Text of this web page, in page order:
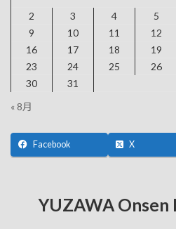
2
3 4 5
9
10 11 12
16
17 18 19
23
24 25 26
30
31
« 8月
Facebook X
YUZAWA Onsen